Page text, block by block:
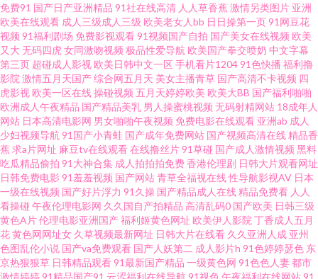
午夜韩国区二区 成人午夜无码 五月花社区午夜 国产精品久久精品久久 一本
道啪啪啪资源 黄色二级特片 69老湿机午夜福利区 久久总站 91看片网站 精东
ab 影音先锋内射片 青青草一起艹 91香蕉国产线看 青青草原香蕉久久 91在线
免费观看入口 污网址在线观看 成人91va 五月丁香六月婷图片 成人黄色三级
片网站 91c鈥唍 韩日a片 91官网在线观看 老司机福利91视频 91看片看淫黄
日韩视频中文字幕 A站最新免费在线视频 黄色网免观看大全网站 老湿机福利
影院 91视频完整版 日韩精品中 久草国产av 91在线探花高清 日韩别类 肏屄网
91com 天天天天天天干 成人深夜 亚洲国产日韩欧美综合 亚洲偷牌自拍 后入
免费91 国产日产亚洲精品 91社在线高清 人人草香蕉 激情另类图片 亚洲
欧美在线观看 成人三级成人三级 欧美老女人bb 日日操第一页91网豆花
视频 91福利剧场 免费影视观看91视频国产自拍 国产美女在线视频 欧美
又大 无码四虎 女同激吻视频 极品性爱导航 欧美国产拳交喷奶 中文字幕
第三页 超碰成人影视 欧美日韩中文一区 手机看片120491色快播 福利撸
影院 激情五月天国产综合网五月天 美女主播青草 国产高清不卡视频 四
虎影视 欧美一区在线操碰视频 五月天婷婷欧美 欧美大BB 国产福利啪啪
欧洲成人午夜精品 国产精品美乳 男人操蜜桃视频 无码射精网站 18成年人
网站 日本高清电影网 男女啪啪午夜视频 免费电影在线观看 亚洲ab 成人
少妇视频导航 91国产小青蛙 国产成年免费网站 国产视频高清在线精品香
蕉 求a片网址 麻豆tv在线观看在线撸丝片91草碰 国产成人激情视频 黑料
吃瓜精品偷拍 91大神合集 成人拍拍拍免费香港伦理剧 日韩大片观看网址
日韩免费电影 91羞羞视频 国产网站青草全福视在线性导航影视AV 日本
一级在线视频 国产好片浮力 91久操 国产精品成人在线精品免费看 人人
看操碰 午夜伦理电影网 久久国自产拍精品 高清乱码0 国产欧美 日韩三级
黄色A片伦理电影亚洲国产福利姬黄色网址 欧美伊人影院 丁香成人五月
花黄色网网址女 久草视频最新网址 日韩大片在线看 久久亚洲人成 亚州
色图乱伦小说 国产va免费观看 国产人妖第二 成人影片h 91色婷婷瑟色 东
京热狠狠草 日韩精品观看91最新国产精品 一级黄色网 91色色人妻都市
激情婷婷91精品国产91 云涩福利在线导航 91视色 午夜福利在线网站91